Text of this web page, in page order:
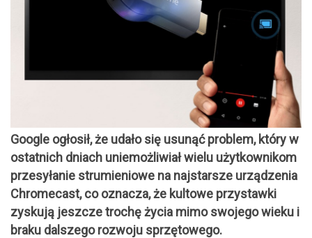
Google ogłosił, że udało się usunąć problem, który w
ostatnich dniach uniemożliwiał wielu użytkownikom
przesyłanie strumieniowe na najstarsze urządzenia
Chromecast, co oznacza, że kultowe przystawki
zyskują jeszcze trochę życia mimo swojego wieku i
braku dalszego rozwoju sprzętowego.